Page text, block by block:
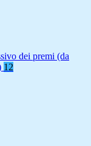
dei premi (da
12